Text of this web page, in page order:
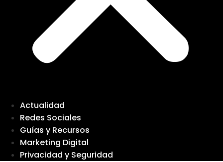
Actualidad
Redes Sociales
Guías y Recursos
Marketing Digital
Privacidad y Seguridad